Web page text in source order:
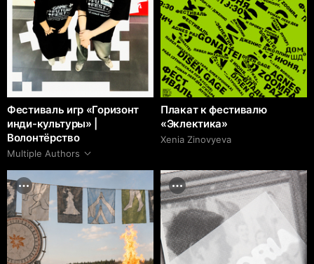
Фестиваль игр «Горизонт
инди-культуры» |
Волонтёрство
Multiple Authors
Плакат к фестивалю
«Эклектика»
Xenia Zinovyeva